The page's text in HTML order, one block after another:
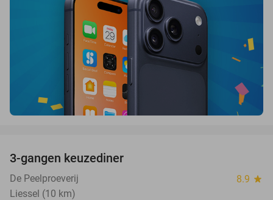
3-gangen keuzediner
De Peelproeverij 8.9 star
Liessel (10 km)